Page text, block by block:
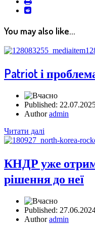
reddit
reddit
You may also like...
Patriot і
Published:
Authoradmin
Читати далі
КНДР уже
рішення до неї
Published:
Authoradmin